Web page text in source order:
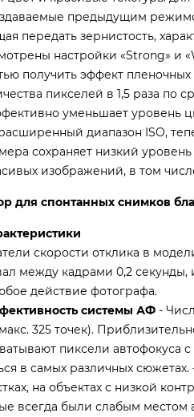
предыдущим
передать зернистость,
настройки «Strong» и
получить эффект
пикселей в 1,5 раза по
уменьшает уровень
диапазон ISO,
сохраняет низкий
изображений, в том
для спонтанных снимков
скорости отклика в
между кадрами 0,2 секунды,
действие фотографа.
системы АФ -
325 точек).
пиксели автофокуса
в самых различных
на объектах с низкой
всегда были слабым местом